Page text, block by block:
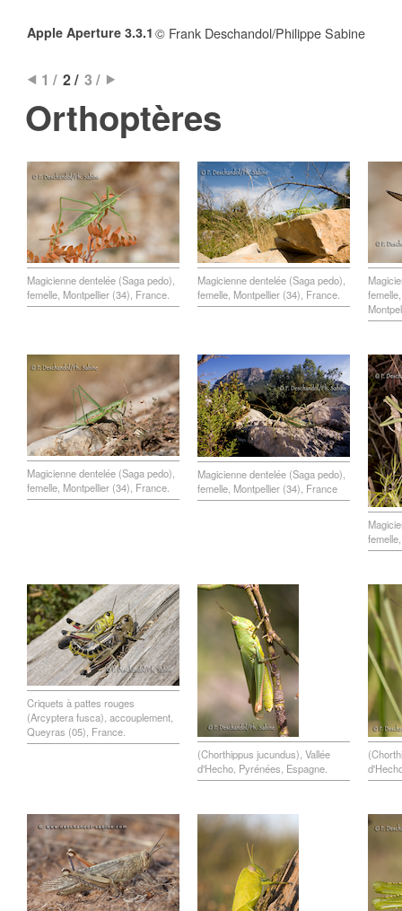
Apple Aperture 3.3.1 © Frank Deschandol/Philippe Sabine
1 / 2 / 3 /
Orthoptères
Magicienne dentelée (Saga pedo),
femelle, Montpellier (34), France.
Magicienne dentelée (Saga pedo),
femelle, Montpellier (34), France.
Magicienne dentelée (Saga pedo),
femelle, Montpellier (34), France.
Magicienne dentelée (Saga pedo),
femelle, Montpellier (34), France
Criquets à pattes rouges
(Arcyptera fusca), accouplement,
Queyras (05), France.
(Chorthippus jucundus), Vallée
d'Hecho, Pyrénées, Espagne.